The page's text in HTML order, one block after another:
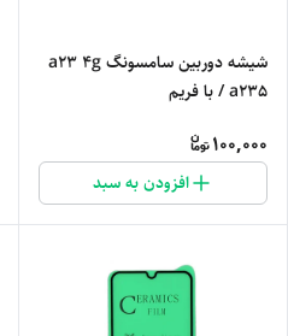
شیشه دوربین سامسونگ a23 4g
/ a235 با فریم
100,000
افزودن به سبد